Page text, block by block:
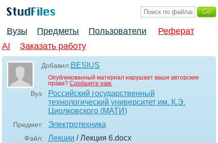
Вузы Предметы Пользователи
Реферат
AI
Заказать работу
Добавил:BESIUS
Опубликованный материал нарушает ваши авторские
права? Сообщите нам.
Вуз:
Российский государственный
технологический университет им. К.Э.
Циолковского (МАТИ)
Предмет: Электротехника
Файл: Лекции / Лекция 6.docx